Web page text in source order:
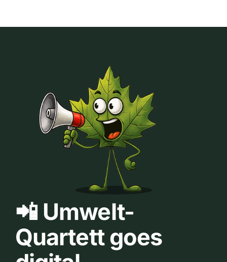
📲 Umwelt-
Quartett goes